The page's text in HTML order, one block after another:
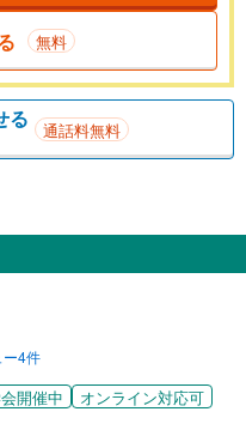
無料
る 通話料無料
ー4件
開催中 オンライン対応可